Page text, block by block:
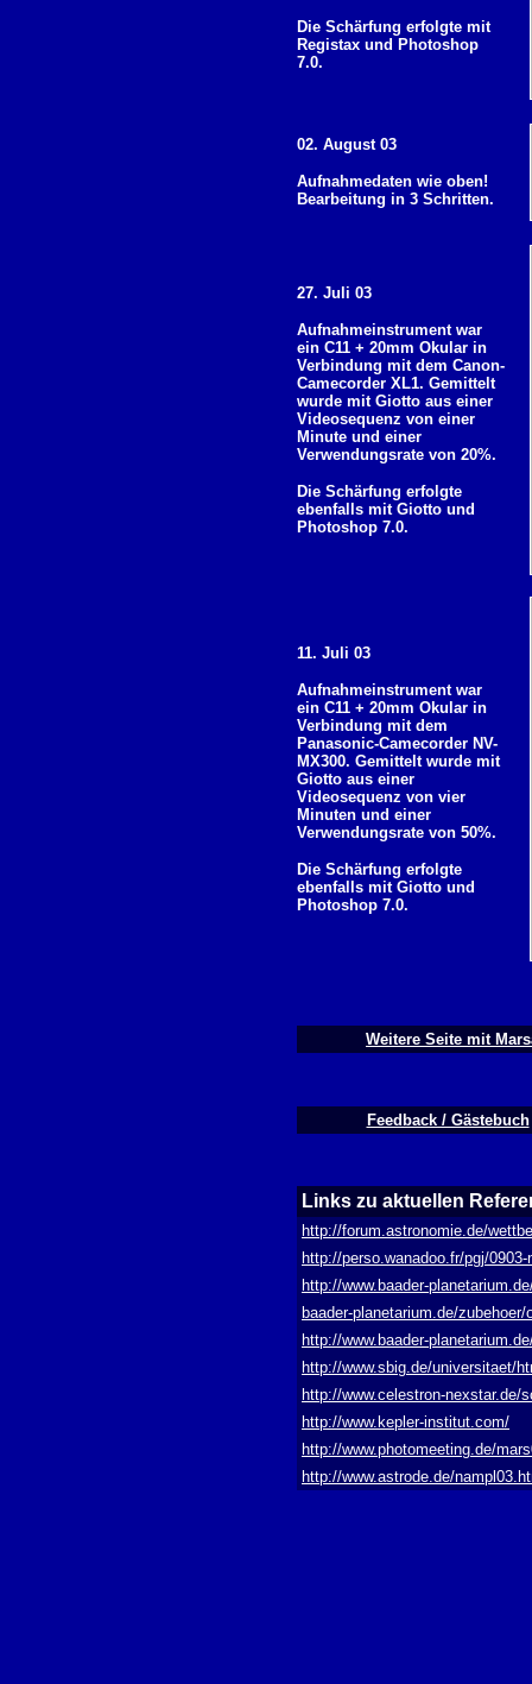
Die Schärfung erfolgte mit
Registax und Photoshop
7.0.
02. August 03
Aufnahmedaten wie oben!
Bearbeitung in 3 Schritten.
27. Juli 03
Aufnahmeinstrument war
ein C11 + 20mm Okular in
Verbindung mit dem Canon-
Camecorder XL1. Gemittelt
wurde mit Giotto aus einer
Videosequenz von einer
Minute und einer
Verwendungsrate von 20%.
Die Schärfung erfolgte
ebenfalls mit Giotto und
Photoshop 7.0.
11. Juli 03
Aufnahmeinstrument war
ein C11 + 20mm Okular in
Verbindung mit dem
Panasonic-Camecorder NV-
MX300. Gemittelt wurde mit
Giotto aus einer
Videosequenz von vier
Minuten und einer
Verwendungsrate von 50%.
Die Schärfung erfolgte
ebenfalls mit Giotto und
Photoshop 7.0.
Weitere Seite mit
Feedback / Gästebuch
Links zu aktuellen
http://forum.astronomie.de/
http://perso.wanadoo.fr/pgj/
http://www.baader-
baader-planetarium.de/
http://www.baader-
http://www.sbig.de/universitaet/
http://www.celestron-nexstar.de/
http://www.kepler-institut.com/
http://www.photomeeting.de/
http://www.astrode.de/